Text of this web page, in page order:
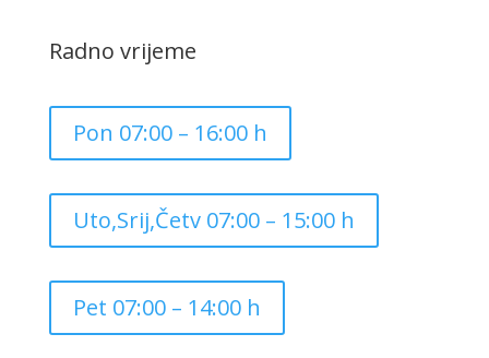
Radno vrijeme
Pon 07:00 – 16:00 h
Uto,Srij,Četv 07:00 – 15:00 h
Pet 07:00 – 14:00 h